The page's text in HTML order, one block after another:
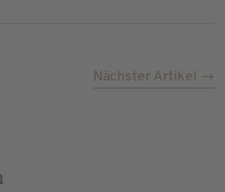
Nächster Artikel →